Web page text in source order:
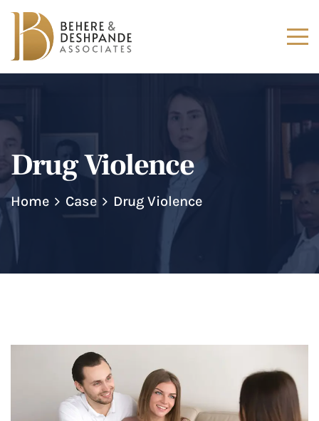
Drug Violence
Home Case Drug Violence